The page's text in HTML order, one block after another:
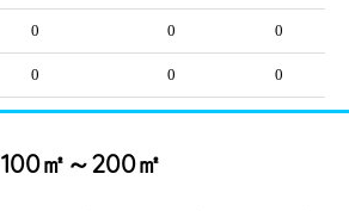
0 0 0
0 0 0
100㎡～200㎡